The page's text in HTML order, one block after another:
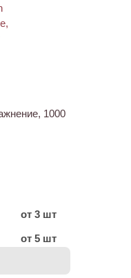
1000
от 3 шт
от 5 шт